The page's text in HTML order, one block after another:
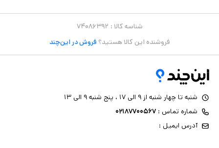
شناسه کالا : ۷۴۰۸۶۳۹۲
فروشنده این کالا هستید؟ فروش در این‌چند
شنبه تا چهار شنبه از ۹ الی ۱۷ ، پنج شنبه ۹ الی ۱۳
شماره تماس : ۰۲۱۸۷۷۰۰۵۶۷
آدرس ایمیل :